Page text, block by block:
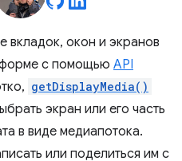
вкладок, окон и экранов
с помощью API
getDisplayMedia()
экран или его часть
в виде медиапотока.
или поделиться им с